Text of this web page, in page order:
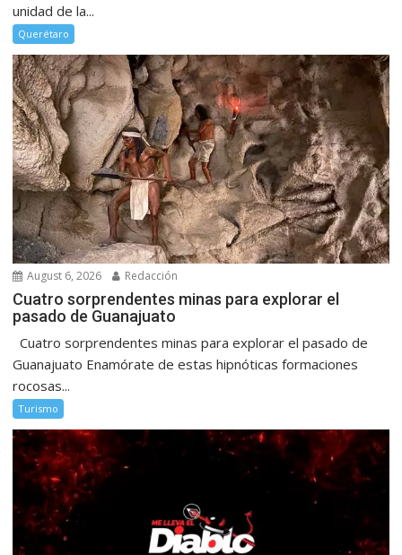
unidad de la...
Querétaro
August 6, 2026 Redacción
Cuatro sorprendentes minas para explorar el
pasado de Guanajuato
Cuatro sorprendentes minas para explorar el pasado de
Guanajuato Enamórate de estas hipnóticas formaciones
rocosas...
Turismo